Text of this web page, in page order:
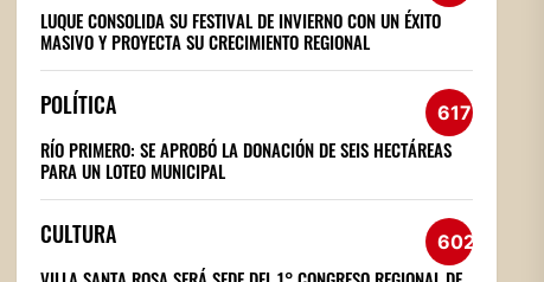
LUQUE CONSOLIDA SU FESTIVAL DE INVIERNO CON UN ÉXITO
MASIVO Y PROYECTA SU CRECIMIENTO REGIONAL
POLÍTICA 617
RÍO PRIMERO: SE APROBÓ LA DONACIÓN DE SEIS HECTÁREAS
PARA UN LOTEO MUNICIPAL
CULTURA 602